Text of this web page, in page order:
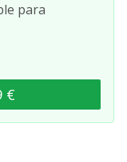
para
€